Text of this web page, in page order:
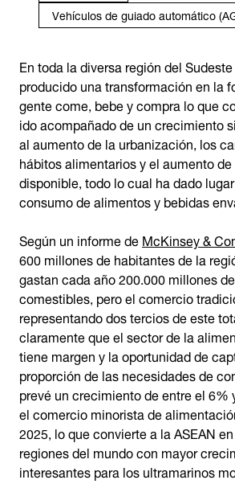
Vehículos de guiado automático
En toda la diversa región del
producido una transformación en la
gente come, bebe y compra lo que
ido acompañado de un crecimiento
al aumento de la urbanización, los
hábitos alimentarios y el aumento
disponible, todo lo cual ha dado
consumo de alimentos y bebidas
Según un informe deMcKinsey &
600 millones de habitantes de la
gastan cada año 200.000 millones
comestibles, pero el comercio
representando dos tercios de este
claramente que el sector de la
tiene margen y la oportunidad de
proporción de las necesidades de
prevé un crecimiento de entre el 6%
el comercio minorista de
2025, lo que convierte a la ASEAN
regiones del mundo con mayor
interesantes para los ultramarinos